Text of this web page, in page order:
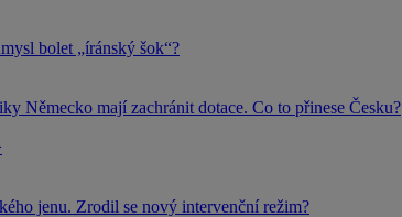
bolet „íránský šok“?
Německo mají zachránit dotace. Co to přinese Česku?
jenu. Zrodil se nový intervenční režim?